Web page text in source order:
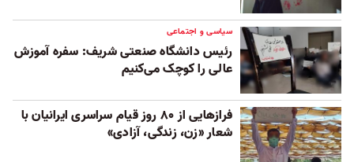
سیاسی و اجتماعی
رئیس دانشگاه صنعتی شریف: سفره آموزش
عالی را کوچک می‌کنیم
فرازهایی از ۸۰ روز قیام سراسری ایرانیان با
شعار «زن، زندگی، آزادی»